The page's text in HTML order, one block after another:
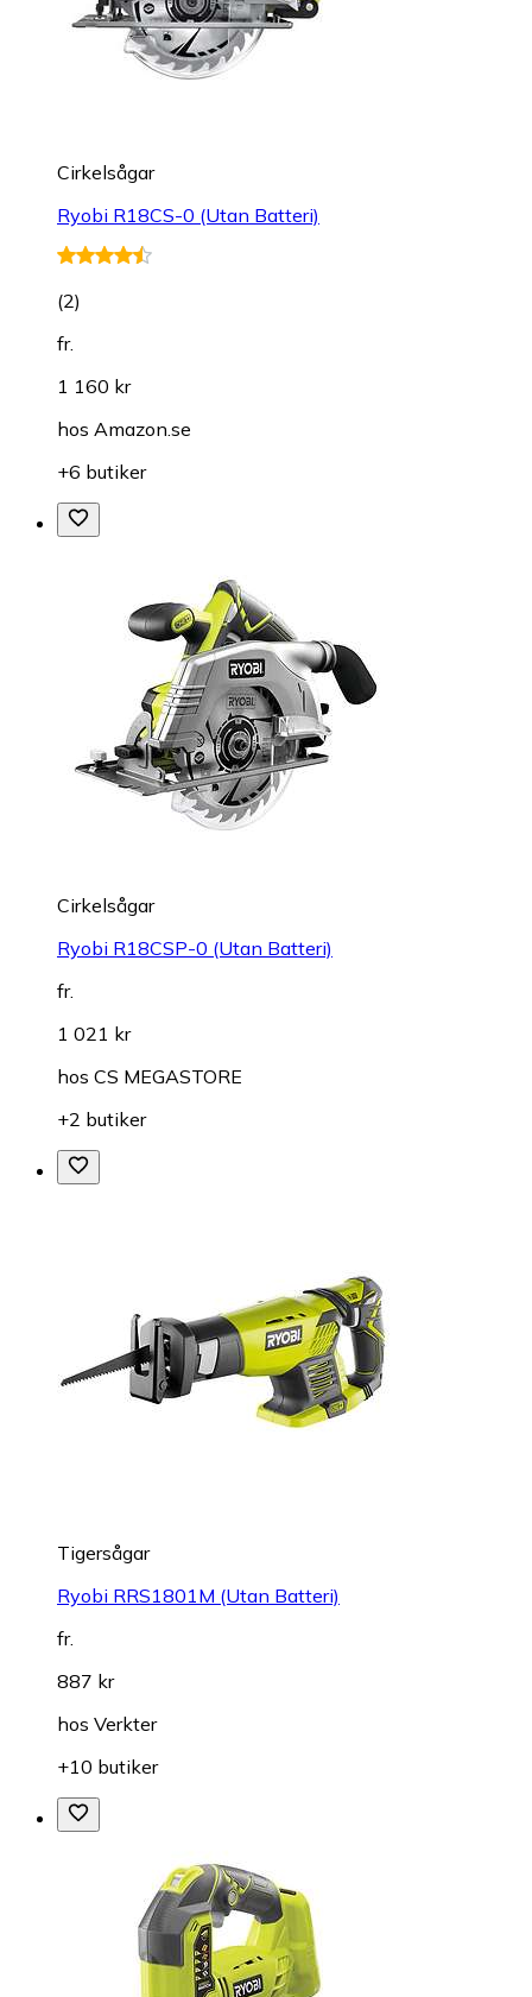
Cirkelsågar
Ryobi R18CS-0 (Utan Batteri)
(2)
fr.
1 160 kr
hos Amazon.se
+6 butiker
Cirkelsågar
Ryobi R18CSP-0 (Utan Batteri)
fr.
1 021 kr
hos CS MEGASTORE
+2 butiker
Tigersågar
Ryobi RRS1801M (Utan Batteri)
fr.
887 kr
hos Verkter
+10 butiker